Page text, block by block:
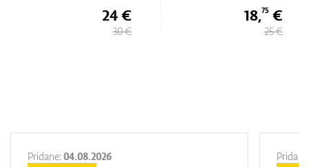
24 €
30 €
18,75€
25 €
Pridane: 04.08.2026